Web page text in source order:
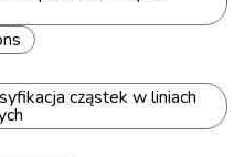
cząstek w liniach